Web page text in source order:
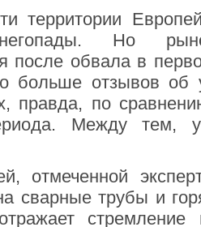
территории
Но
после обвала в
больше отзывов об
правда, по
Между тем,
отмеченной
сварные трубы и
стремление